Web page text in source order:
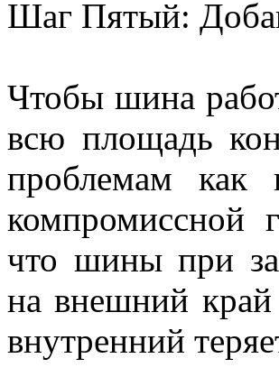
Шаг Пятый:
Чтобы шина
всю площадь
проблемам как
компромиссной
что шины при
на внешний край
внутренний